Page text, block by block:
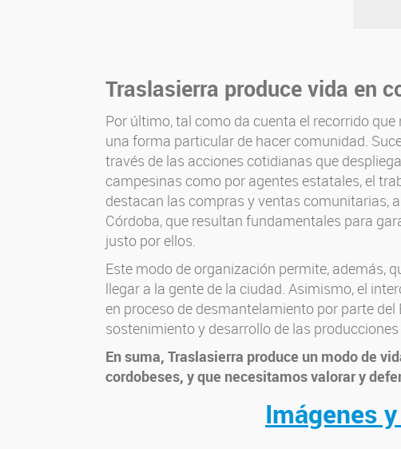
Traslasierra produce vida en
Por último, tal como da cuenta el recorrido
una forma particular de hacer comunidad.
través de las acciones cotidianas que
campesinas como por agentes estatales, el
destacan las compras y ventas comunitarias,
Córdoba, que resultan fundamentales para
justo por ellos.
Este modo de organización permite, además,
llegar a la gente de la ciudad. Asimismo, el
en proceso de desmantelamiento por parte
sostenimiento y desarrollo de las
En suma, Traslasierra produce un modo de
cordobeses, y que necesitamos valorar y
Imágenes